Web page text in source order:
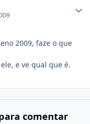
2009, faze o que
e ve qual que é.
comentar